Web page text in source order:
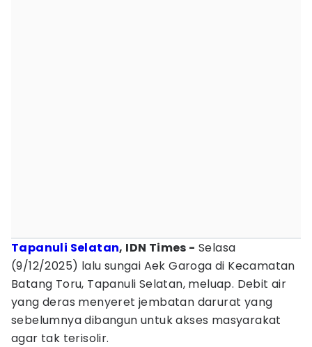
Tapanuli Selatan, IDN Times - Selasa
(9/12/2025) lalu sungai Aek Garoga di Kecamatan
Batang Toru, Tapanuli Selatan, meluap. Debit air
yang deras menyeret jembatan darurat yang
sebelumnya dibangun untuk akses masyarakat
agar tak terisolir.